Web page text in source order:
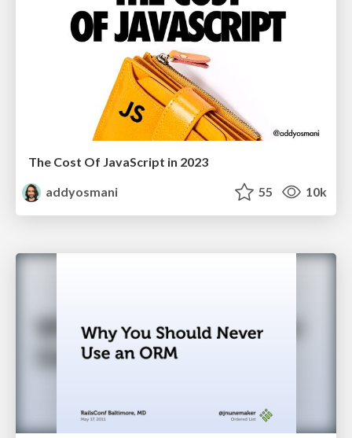
The Cost Of JavaScript in 2023
addyosmani
55 10k